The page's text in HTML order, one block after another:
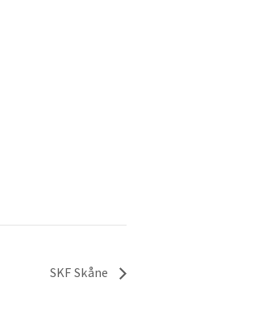
SKF Skåne